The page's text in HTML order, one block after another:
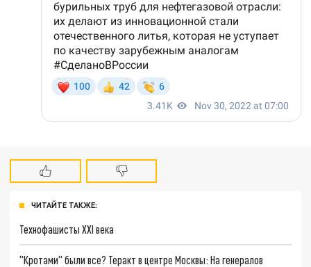
ЧИТАЙТЕ ТАКЖЕ:
Технофашисты XXI века
"Кротами" были все? Теракт в центре Москвы: На генералов